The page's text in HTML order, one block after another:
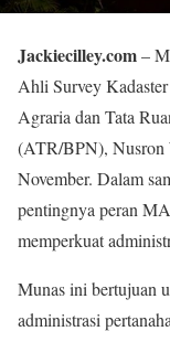
Jackiecilley.com–
Ahli Survey
Agraria dan Tata
(ATR/BPN), Nusron
November. Dalam
pentingnya peran
memperkuat
Munas ini bertujuan
administrasi